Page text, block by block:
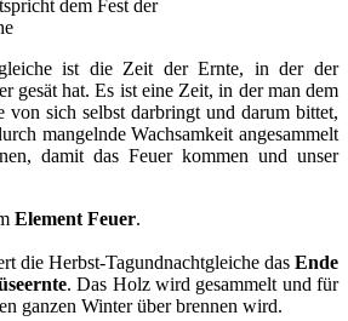
ist die Zeit der Ernte, in der der
gesät hat. Es ist eine Zeit, in der man dem
von sich selbst darbringt und darum bittet,
mangelnde Wachsamkeit angesammelt
damit das Feuer kommen und unser
Element Feuer.
die Herbst-Tagundnachtgleiche das Ende
. Das Holz wird gesammelt und für
ganzen Winter über brennen wird.